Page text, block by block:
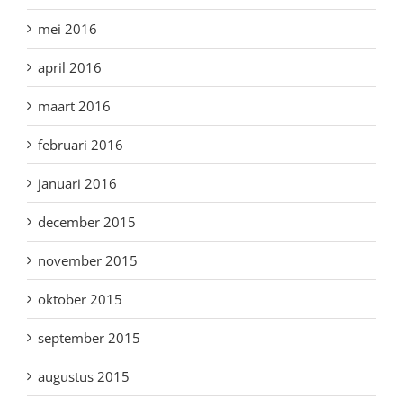
mei 2016
april 2016
maart 2016
februari 2016
januari 2016
december 2015
november 2015
oktober 2015
september 2015
augustus 2015